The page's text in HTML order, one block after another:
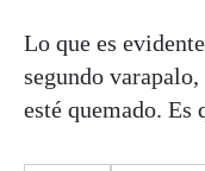
Lo que es
segundo
esté quemado. Es